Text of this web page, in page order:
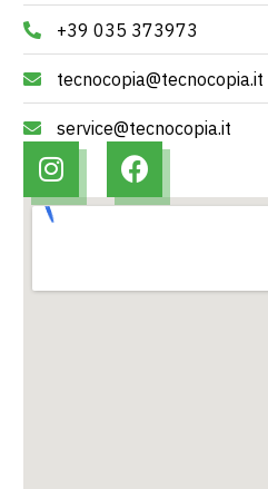
+39 035 373973
tecnocopia@tecnocopia.it
service@tecnocopia.it